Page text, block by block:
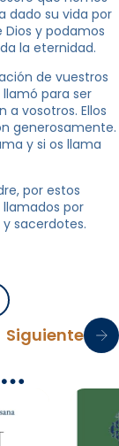
dado su vida por
Dios y podamos
la eternidad.
de vuestros
llamó para ser
a vosotros. Ellos
generosamente.
y si os llama
por estos
por
sacerdotes.
Siguiente